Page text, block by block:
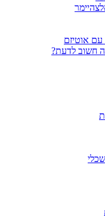
עם אוטיזם
חשוב לדעת?